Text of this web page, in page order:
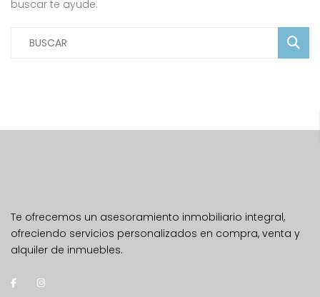
buscar te ayude.
Te ofrecemos un asesoramiento inmobiliario integral,
ofreciendo servicios personalizados en compra, venta y
alquiler de inmuebles.